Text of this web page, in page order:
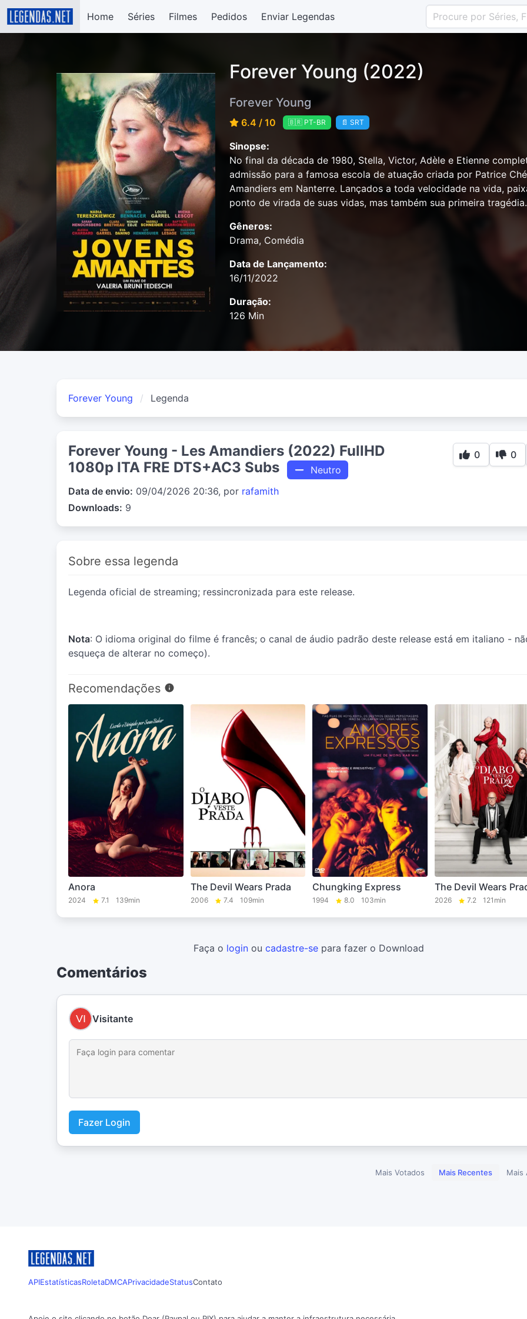
Home Séries Filmes Pedidos Enviar Legendas
Forever Young (2022)
Forever Young
6.4 / 10 🇧🇷 PT-BR 📄 SRT
Sinopse:
No final da década de 1980, Stella, Victor, Adèle e Etienne
admissão para a famosa escola de atuação criada por Patrice
Amandiers em Nanterre. Lançados a toda velocidade na vida,
ponto de virada de suas vidas, mas também sua primeira tragédia.
Gêneros:
Drama, Comédia
Data de Lançamento:
16/11/2022
Duração:
126 Min
Forever Young Legenda
Forever Young - Les Amandiers (2022) FullHD
1080p ITA FRE DTS+AC3 Subs
Neutro
Data de envio: 09/04/2026 20:36, por rafamith
Downloads: 9
0 0
Sobre essa legenda
Legenda oficial de streaming; ressincronizada para este release.
Nota: O idioma original do filme é francês; o canal de áudio padrão deste release está em italiano -
esqueça de alterar no começo).
Recomendações
Anora
2024 7.1 139min
The Devil Wears Prada
2006 7.4 109min
Chungking Express
1994 8.0 103min
The Devil Wears
2026 7.2 121min
Faça o login ou cadastre-se para fazer o Download
Comentários
Visitante
Fazer Login
Mais Votados Mais Recentes Mais
APIEstatísticasRoletaDMCAPrivacidadeStatusContato